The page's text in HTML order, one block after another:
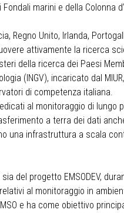
marini e della Colonna
Regno Unito, Irlanda,
attivamente la ricerca
della ricerca dei Paesi
(INGV), incaricato dal
di competenza italiana.
al monitoraggio di
a terra dei dati
una infrastruttura a scala
del progetto EMSODEV,
al monitoraggio in
e ha come obiettivo